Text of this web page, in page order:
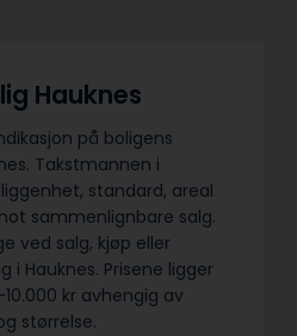
Hauknes
på boligens
Takstmannen i
standard, areal
sammenlignbare salg.
ved salg, kjøp eller
i Hauknes. Prisene ligger
kr avhengig av
størrelse.